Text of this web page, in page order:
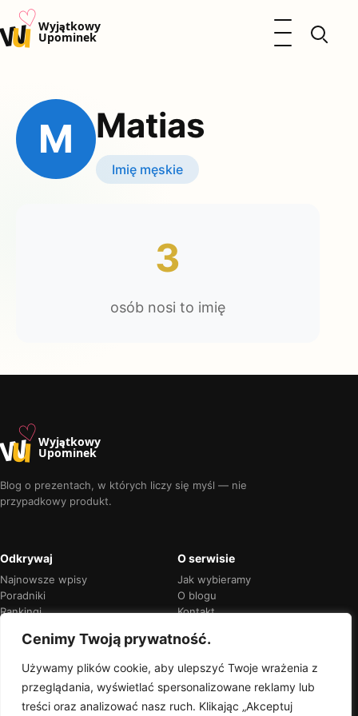
Cenimy Twoją prywatność.
Używamy plików cookie, aby ulepszyć Twoje wrażenia z
przeglądania, wyświetlać spersonalizowane reklamy lub
treści oraz analizować nasz ruch. Klikając „Akceptuj
u♡Wyjątkowy
Upominek
Otwórz menu
Kalendarz Imienin
Kobieta
Okazje
Katalog prezentów
M Matias
Imię męskie
3
osób nosi to imię
u♡Wyjątkowy
Upominek
Blog o prezentach, w których liczy się myśl — nie
przypadkowy produkt.
Odkrywaj
Najnowsze wpisy
Poradniki
Rankingi
O serwisie
Jak wybieramy
O blogu
Kontakt
Przejrzyste rekomendacje